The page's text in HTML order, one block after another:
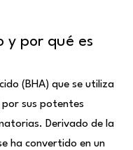
y por qué es
(BHA) que se utiliza
por sus potentes
Derivado de la
ha convertido en un